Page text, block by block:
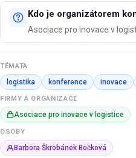
Kdo je organizátorem
Asociace pro inovace v
TÉMATA
logistika konference inovace
FIRMY A ORGANIZACE
Asociace pro inovace v logistice
OSOBY
Barbora Škrobánek Bočková